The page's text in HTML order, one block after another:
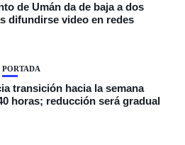
de Umán da de baja a dos
difundirse video en redes
PORTADA
transición hacia la semana
horas; reducción será gradual